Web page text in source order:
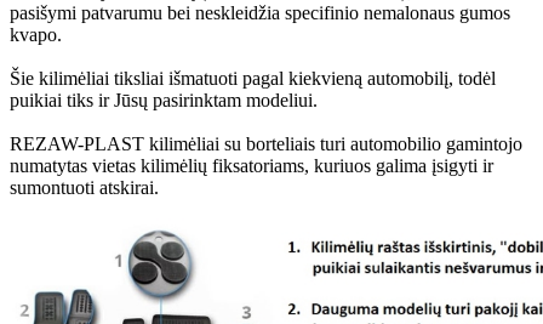
pasišymi patvarumu bei neskleidžia specifinio nemalonaus gumos
kvapo.
Šie kilimėliai tiksliai išmatuoti pagal kiekvieną automobilį, todėl
puikiai tiks ir Jūsų pasirinktam modeliui.
REZAW-PLAST kilimėliai su borteliais turi automobilio gamintojo
numatytas vietas kilimėlių fiksatoriams, kuriuos galima įsigyti ir
sumontuoti atskirai.